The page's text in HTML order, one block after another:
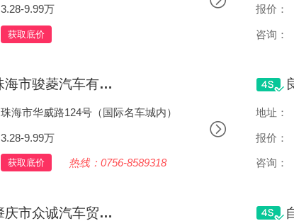
3.28-9.99万
获取底价
报价：
咨询：
珠海市骏菱汽车有限公司
珠海市华威路124号（国际名车城内）
3.28-9.99万
获取底价 热线：0756-8589318
地址：
报价：
咨询：
肇庆市众诚汽车贸易有限公司